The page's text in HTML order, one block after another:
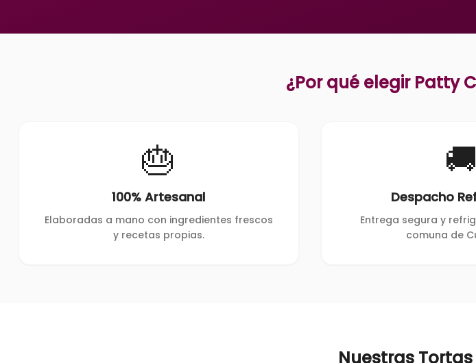
¿Por qué elegir Patty
🎂
100% Artesanal
Elaboradas a mano con ingredientes frescos
y recetas propias.
🚚
Despacho
Entrega segura y
comuna de
Nuestras